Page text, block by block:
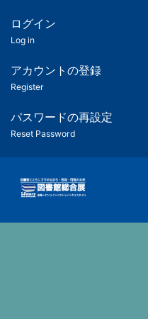
ツ
匿
名
ユ
ー
ー
用
メ
ログイン
Log in
アカウントの登録
Register
パスワードの再設定
Reset Password